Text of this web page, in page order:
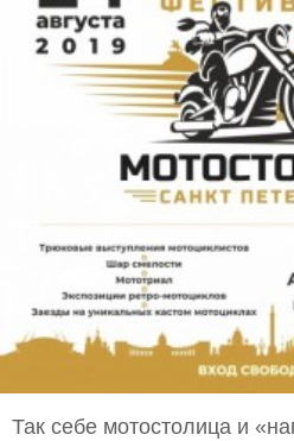
Так себе мотостолица и